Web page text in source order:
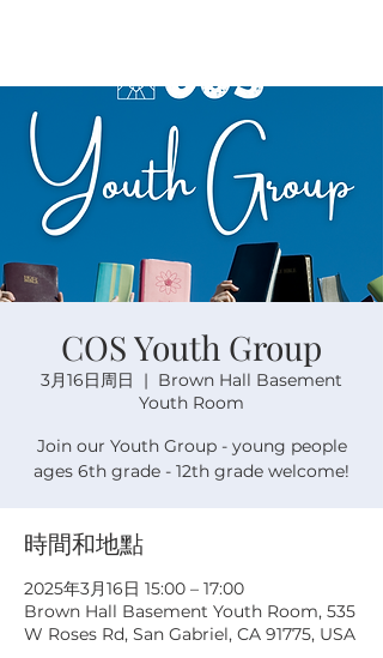
COS Youth Group
3月16日周日
  |
Brown Hall Basement
Youth Room
Join our Youth Group - young people
ages 6th grade - 12th grade welcome!
時間和地點
2025年3月16日 15:00 – 17:00
Brown Hall Basement Youth Room, 535
W Roses Rd, San Gabriel, CA 91775, USA